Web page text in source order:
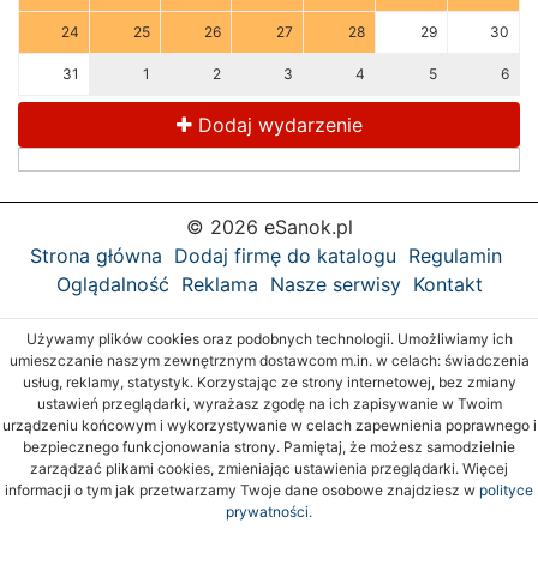
24 25 26 27 28 29 30
31 1 2 3 4 5 6
Dodaj wydarzenie
© 2026 eSanok.pl
Strona główna Dodaj firmę do katalogu Regulamin
Oglądalność Reklama Nasze serwisy Kontakt
Używamy plików cookies oraz podobnych technologii. Umożliwiamy ich
umieszczanie naszym zewnętrznym dostawcom m.in. w celach: świadczenia
usług, reklamy, statystyk. Korzystając ze strony internetowej, bez zmiany
ustawień przeglądarki, wyrażasz zgodę na ich zapisywanie w Twoim
urządzeniu końcowym i wykorzystywanie w celach zapewnienia poprawnego i
bezpiecznego funkcjonowania strony. Pamiętaj, że możesz samodzielnie
zarządzać plikami cookies, zmieniając ustawienia przeglądarki. Więcej
informacji o tym jak przetwarzamy Twoje dane osobowe znajdziesz w polityce
prywatności.